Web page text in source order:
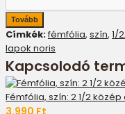
Tovább
Címkék:fémfólia, szín, 1/2,
lapok noris
Kapcsolodó
Fémfólia, szín: 2 1/2